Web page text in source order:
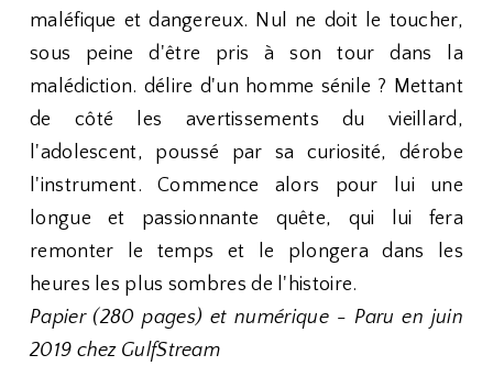
maléfique et dangereux. Nul ne doit le toucher,
sous peine d'être pris à son tour dans la
malédiction. délire d'un homme sénile ? Mettant
de côté les avertissements du vieillard,
l'adolescent, poussé par sa curiosité, dérobe
l'instrument. Commence alors pour lui une
longue et passionnante quête, qui lui fera
remonter le temps et le plongera dans les
heures les plus sombres de l'histoire.
Papier (280 pages) et numérique - Paru en juin
2019 chez GulfStream